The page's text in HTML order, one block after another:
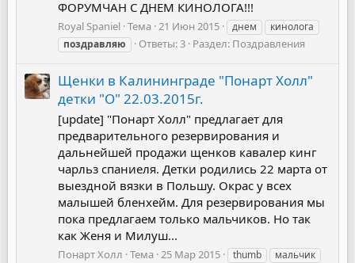
ФОРУМЧАН С ДНЕМ КИНОЛОГА!!!
Royal Spaniel Тема 21 Июн 2015 днем
кинолога
поздравляю
Ответы: 3 Раздел: Поздравления
Щенки в Калининграде "Понарт Холл"
детки "О" 22.03.2015г.
[update] "Понарт Холл" предлагает для
предварительного резервирования и
дальнейшей продажи щенков кавалер кинг
чарльз спаниеля. Детки родились 22 марта от
выездной вязки в Польшу. Окрас у всех
малышей бленхейм. Для резервирования мы
пока предлагаем только мальчиков. Но так
как Женя и Милуш...
Понарт Холл Тема 25 Мар 2015 thumb
мальчик